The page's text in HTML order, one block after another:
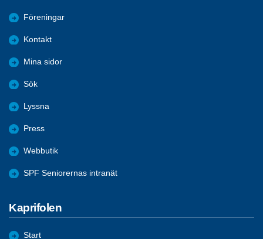
Föreningar
Kontakt
Mina sidor
Sök
Lyssna
Press
Webbutik
SPF Seniorernas intranät
Kaprifolen
Start